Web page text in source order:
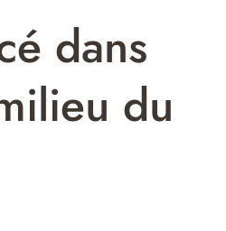
dans
du